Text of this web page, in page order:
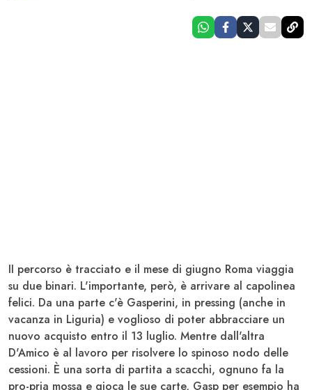
II percorso è tracciato e il mese di giugno Roma viaggia
su due binari. L'importante, però, è arrivare al capolinea
felici. Da una parte c'è Gasperini, in pressing (anche in
vacanza in Liguria) e voglioso di poter abbracciare un
nuovo acquisto entro il 13 luglio. Mentre dall'altra
D'Amico è al lavoro per risolvere lo spinoso nodo delle
cessioni. È una sorta di partita a scacchi, ognuno fa la
pro-pria mossa e gioca le sue carte, Gasp per esempio ha